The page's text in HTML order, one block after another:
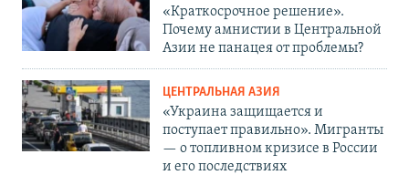
«Краткосрочное решение».
Почему амнистии в Центральной
Азии не панацея от проблемы?
ЦЕНТРАЛЬНАЯ АЗИЯ
«Украина защищается и
поступает правильно». Мигранты
— о топливном кризисе в России
и его последствиях